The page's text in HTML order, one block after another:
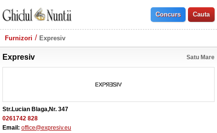
Furnizori Expresiv
Expresiv Satu Mare
Str.Lucian Blaga,Nr. 347
0261742 828
Email: office@expresiv.eu